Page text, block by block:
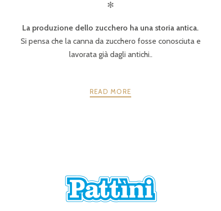
✻
La produzione dello zucchero ha una storia antica.
Si pensa che la canna da zucchero fosse conosciuta e
lavorata già dagli antichi..
READ MORE